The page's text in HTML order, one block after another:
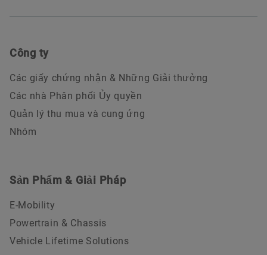
Công ty
Các giấy chứng nhận & Những Giải thưởng
Các nhà Phân phối Ủy quyền
Quản lý thu mua và cung ứng
Nhóm
Sản Phẩm & Giải Pháp
E-Mobility
Powertrain & Chassis
Vehicle Lifetime Solutions